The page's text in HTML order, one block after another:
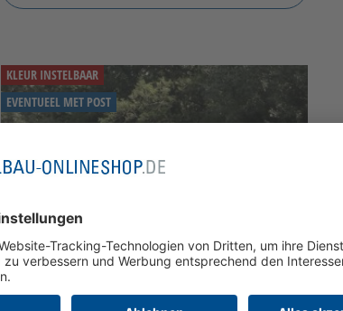
KLEUR INSTELBAAR
EVENTUEEL MET POST